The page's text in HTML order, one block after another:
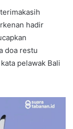
hadir
doa restu
pelawak Bali